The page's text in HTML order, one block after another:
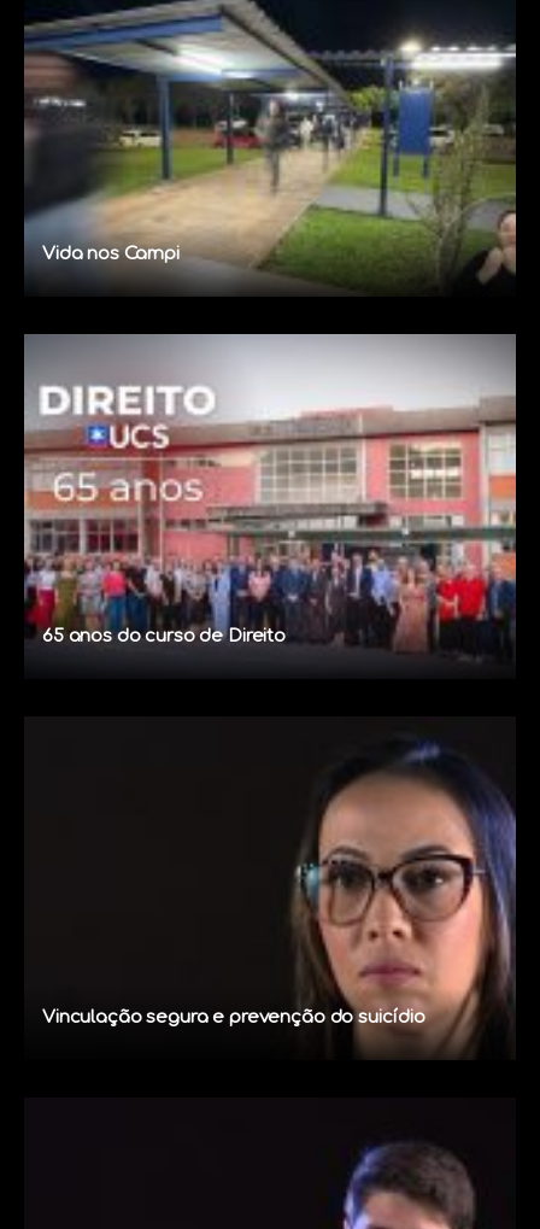
Vida nos Campi
65 anos do curso de Direito
Vinculação segura e prevenção do suicídio